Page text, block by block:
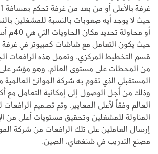
حيث لا يوجد أيه صعوبات بالنسبة للمشغلين
أو محاولة
حيث يكون التعامل مع شاشات كمبيوتر في غرفة
قسم التخطيط المركزي. وتعمل هذه الرافعات
من المحطات على مستوى العالم، وهو مؤشر
المستقبلي الذي تقوم به شركة الموانئ العالمية
وذلك من أجل الوصول إلى إمكانية التعامل مع
العالم وفقاً لأعلى المعايير. وتم تصميم
المناولة للمشغلين وتحقيق مستويات أعلى من
إرسال العاملين على تلك الرافعات من شركة
مصنع التدريب في شنغهاي، الصين.